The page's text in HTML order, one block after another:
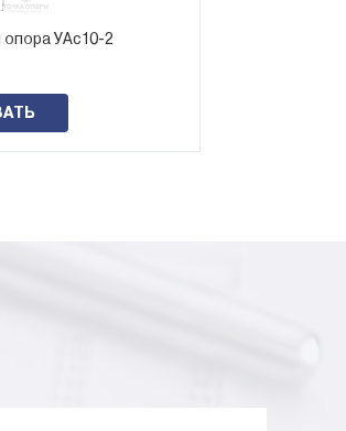
опора УАс10-2